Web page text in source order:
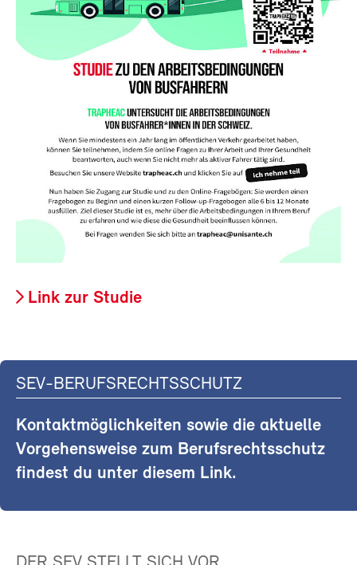
Link zur Studie
SEV-BERUFSRECHTSSCHUTZ
Kontaktmöglichkeiten sowie die aktuelle
Vorgehensweise zum Berufsrechtsschutz
findest du unter diesem Link.